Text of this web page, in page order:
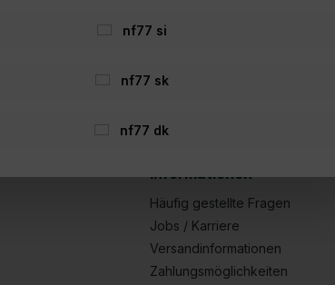
Informationen
Häufig gestellte Fragen
Jobs / Karriere
Versandinformationen
Zahlungsmöglichkeiten
nf77 si
nf77 sk
nf77 dk